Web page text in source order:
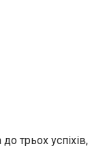
трьох успіхів,